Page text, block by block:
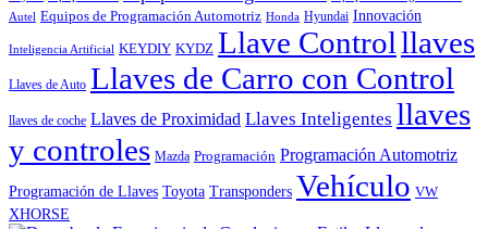
Autel Equipos de Programación Automotriz Honda Hyundai Innovación
Inteligencia Artificial KEYDIY KYDZ Llave Controlllaves
Llaves de Auto Llaves de Carro con Control
llaves de coche Llaves de Proximidad Llaves Inteligentes llaves
y controles Mazda Programación Programación Automotriz
Programación de Llaves Toyota Transponders Vehículo VW
XHORSE